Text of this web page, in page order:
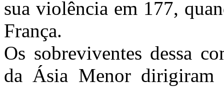
sua violência em 177,
França.
Os sobreviventes dessa
da Ásia Menor dirigiram